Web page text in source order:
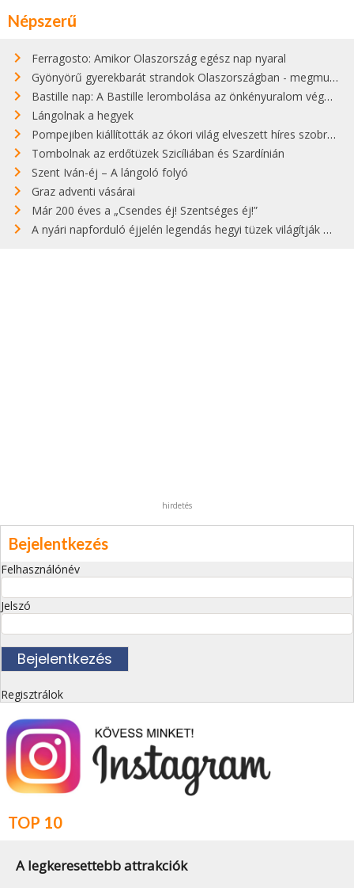
Népszerű
Ferragosto: Amikor Olaszország egész nap nyaral
Gyönyörű gyerekbarát strandok Olaszországban - megmutatjuk a 15 legjobbat
Bastille nap: A Bastille lerombolása az önkényuralom végét jelentette
Lángolnak a hegyek
Pompejiben kiállították az ókori világ elveszett híres szobrának másolatát
Tombolnak az erdőtüzek Szicíliában és Szardínián
Szent Iván-éj – A lángoló folyó
Graz adventi vásárai
Már 200 éves a „Csendes éj! Szentséges éj!”
A nyári napforduló éjjelén legendás hegyi tüzek világítják meg Zugspitzét
hirdetés
Bejelentkezés
Felhasználónév
Jelszó
Regisztrálok
TOP 10
A legkeresettebb attrakciók